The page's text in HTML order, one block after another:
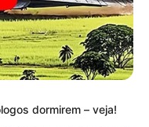
dormirem – veja!